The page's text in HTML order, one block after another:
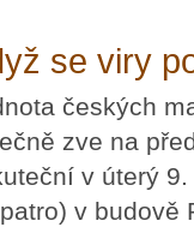
se viry
českých
zve na
v úterý
v budově